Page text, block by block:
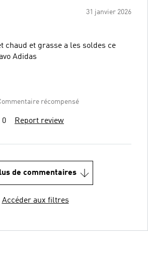
31 janvier 2026
chaud et grasse a les soldes ce
Adidas
récompensé
0 Report review
de commentaires
Accéder aux filtres